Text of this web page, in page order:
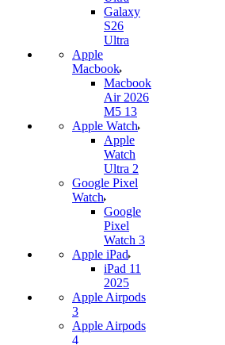
Galaxy
S26
Ultra
Apple
Macbook
Macbook
Air 2026
M5 13
Apple Watch
Apple
Watch
Ultra 2
Google Pixel
Watch
Google
Pixel
Watch 3
Apple iPad
iPad 11
2025
Apple Airpods
3
Apple Airpods
4